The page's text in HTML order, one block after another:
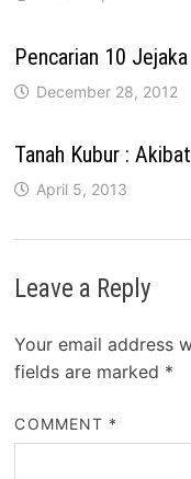
Pencarian 10
December 28, 2012
Tanah Kubur :
April 5, 2013
Leave a Reply
Your email address
fields are marked *
COMMENT *